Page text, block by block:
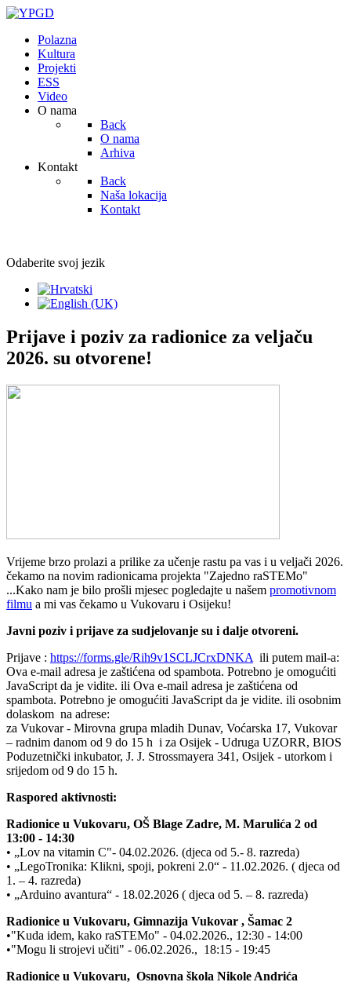
Polazna
Kultura
Projekti
ESS
Video
O nama
Back
O nama
Arhiva
Kontakt
Back
Naša lokacija
Kontakt
Odaberite svoj jezik
Prijave i poziv za radionice za veljaču
2026. su otvorene!
Vrijeme brzo prolazi a prilike za učenje rastu pa vas i u veljači 2026.
čekamo na novim radionicama projekta "Zajedno raSTEMo"
...Kako nam je bilo prošli mjesec pogledajte u našem promotivnom
filmu a mi vas čekamo u Vukovaru i Osijeku!
Javni poziv i prijave za sudjelovanje su i dalje otvoreni.
Prijave : https://forms.gle/Rih9v1SCLJCrxDNKA ili putem mail-a:
Ova e-mail adresa je zaštićena od spambota. Potrebno je omogućiti
JavaScript da je vidite. ili Ova e-mail adresa je zaštićena od
spambota. Potrebno je omogućiti JavaScript da je vidite. ili osobnim
dolaskom na adrese:
za Vukovar - Mirovna grupa mladih Dunav, Voćarska 17, Vukovar
– radnim danom od 9 do 15 h i za Osijek - Udruga UZORR, BIOS
Poduzetnički inkubator, J. J. Strossmayera 341, Osijek - utorkom i
srijedom od 9 do 15 h.
Raspored aktivnosti:
Radionice u Vukovaru, OŠ Blage Zadre, M. Marulića 2 od
13:00 - 14:30
• „Lov na vitamin C"- 04.02.2026. (djeca od 5.- 8. razreda)
• „LegoTronika: Klikni, spoji, pokreni 2.0“ - 11.02.2026. ( djeca od
1. – 4. razreda)
• „Arduino avantura“ - 18.02.2026 ( djeca od 5. – 8. razreda)
Radionice u Vukovaru, Gimnazija Vukovar , Šamac 2
•"Kuda idem, kako raSTEMo" - 04.02.2026., 12:30 - 14:00
•"Mogu li strojevi učiti" - 06.02.2026., 18:15 - 19:45
Radionice u Vukovaru, Osnovna škola Nikole Andrića